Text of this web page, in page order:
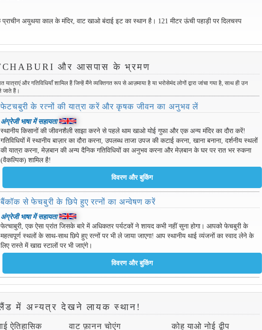
अयुथया काल के मंदिर, वाट खाओ बंदाई इट का स्थान है। 121 मीटर ऊंची पहाड़ी पर दिलचस्प
और आसपास के भ्रमण
और गतिविधियाँ शामिल हैं जिन्हें मैंने व्यक्तिगत रूप से आज़माया है या भरोसेमंद लोगों द्वारा जांचा गया है, साथ ही उन
जाते हैं।
फेटचबुरी के रत्नों की यात्रा करें और कृषक जीवन का अनुभव लें
अंग्रेजी भाषा में सहायता
स्थानीय किसानों की जीवनशैली साझा करने से पहले थाम खाओ योई गुफा और एक अन्य मंदिर का दौरा करें!
गतिविधियों में स्थानीय बाज़ार का दौरा करना, उपलब्ध ताजा उपज की कटाई करना, खाना बनाना, दर्शनीय स्थलों
की यात्रा करना, मेज़बान की अन्य दैनिक गतिविधियों का अनुभव करना और मेज़बान के घर पर रात भर रुकना
(वैकल्पिक) शामिल है!
बैंकॉक से फेचबुरी के छिपे हुए रत्नों का अन्वेषण करें
अंग्रेजी भाषा में सहायता
फेत्चाबुरी, एक ऐसा प्रांत जिसके बारे में अधिकतर पर्यटकों ने शायद कभी नहीं सुना होगा। आपको फेचबुरी के
महत्वपूर्ण स्थलों के साथ-साथ छिपे हुए रत्नों पर भी ले जाया जाएगा! आप स्थानीय थाई व्यंजनों का स्वाद लेने के
लिए रास्ते में खाद्य स्टालों पर भी जाएंगे।
में अन्यत्र देखने लायक स्थान!
ऐतिहासिक वाट फ़ानन चोएंग कोह याओ नोई द्वीप